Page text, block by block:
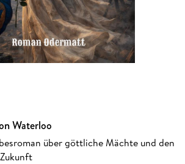
Waterloo
über göttliche Mächte und den